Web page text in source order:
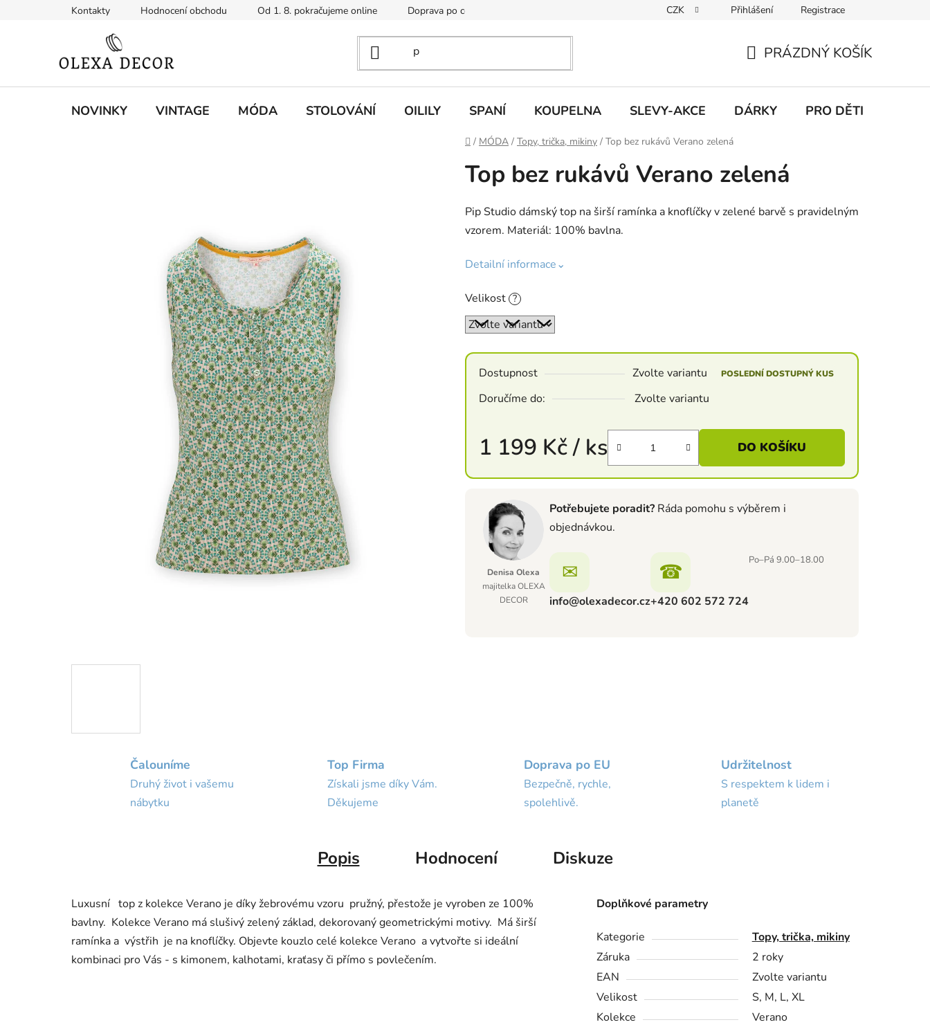
Kontakty Hodnocení obchodu Od 1. 8. pokračujeme online Doprava po celé EU Udržitelnost Inspirace Obchodní podmínky
CZK Přihlášení Registrace
KOŠÍK
PRÁZDNÝ KOŠÍK
NOVINKY VINTAGE MÓDA STOLOVÁNÍ OILILY SPANÍ KOUPELNA SLEVY-AKCE DÁRKY PRO DĚTI
Domů
/ MÓDA / Topy, trička, mikiny / Top bez rukávů Verano zelená
Top bez rukávů Verano zelená
Pip Studio dámský top na širší ramínka a knoflíčky v zelené barvě s pravidelným
vzorem. Materiál: 100% bavlna.
Detailní informace⌄
Velikost ?
Dostupnost Zvolte variantu POSLEDNÍ DOSTUPNÝ KUS
Doručíme do: Zvolte variantu
1 199 Kč/ ks DO KOŠÍKU
Denisa Olexa
majitelka OLEXA
DECOR
Potřebujete poradit? Ráda pomohu s výběrem i
objednávkou.
✉
info@olexadecor.cz
☎
+420 602 572 724
Po–Pá 9.00–18.00
Čalouníme
Druhý život i vašemu
nábytku
Top Firma
Získali jsme díky Vám.
Děkujeme
Doprava po EU
Bezpečně, rychle,
spolehlivě.
Udržitelnost
S respektem k lidem i
planetě
Popis Hodnocení Diskuze
Luxusní top z kolekce Verano je díky žebrovému vzoru pružný, přestože je vyroben ze 100%
bavlny. Kolekce Verano má slušivý zelený základ, dekorovaný geometrickými motivy. Má širší
ramínka a výstřih je na knoflíčky. Objevte kouzlo celé kolekce Verano a vytvořte si ideální
kombinaci pro Vás - s kimonem, kalhotami, kraťasy či přímo s povlečením.
Doplňkové parametry
Kategorie
Topy, trička, mikiny
Záruka
2 roky
EAN
Zvolte variantu
Velikost
S, M, L, XL
Kolekce
Verano